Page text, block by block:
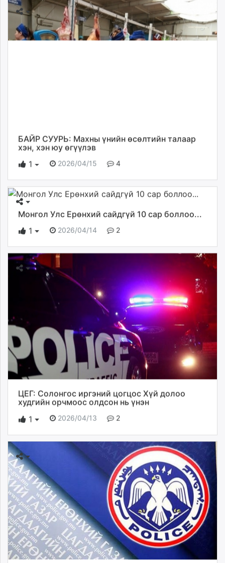
БАЙР СУУРЬ: Махны үнийн өсөлтийн талаар
хэн, хэн юу өгүүлэв
1
2026/04/15 4
Монгол Улс Ерөнхий сайдгүй 10 сар боллоо...
1
2026/04/14 2
ЦЕГ: Солонгос иргэний цогцос Хүй долоо
худгийн орчмоос олдсон нь үнэн
1
2026/04/13 2